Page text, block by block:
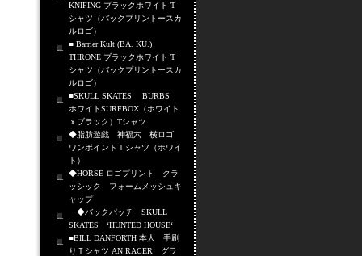
KNIFING ブラックホワイト T
シャツ（バックプリントースカ
ルロゴ）
■ Barrier Kult (BA. KU.)
THRONE ブラックホワイト T
シャツ（バックプリントースカ
ルロゴ）
■SKULL SKATES BURBS
ホワイトSURFBOX（ホワイト
ｘブラック）Tシャツ
◆脂肪遊戯 神福六 横ロゴ
ワンポイントＴシャツ（ホワイ
ト）
◆HORSE ロゴプリント クラ
ッシック フォームメッシュキ
ャップ
◆バックパッチ SKULL
SKATES ‘HUNTED HOUSE‘
■BILL DANFORTH 本人 手刷
りＴシャツ AN RACER グラ